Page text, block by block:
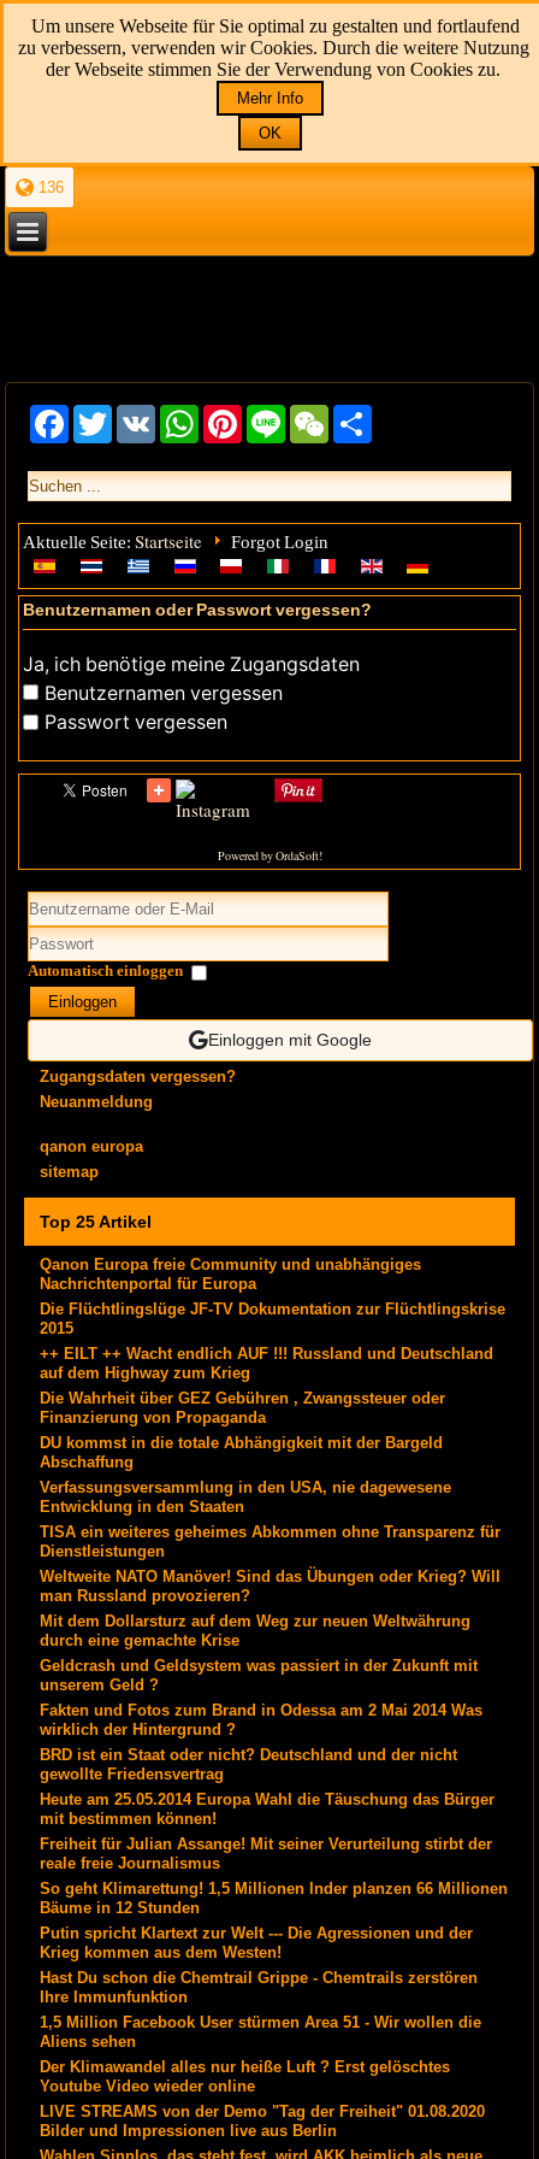
Um unsere Webseite für Sie optimal zu gestalten und fortlaufend
zu verbessern, verwenden wir Cookies. Durch die weitere Nutzung
der Webseite stimmen Sie der Verwendung von Cookies zu.
Mehr Info
OK
136
FacebookTwitterVK WhatsAppPinterest
Line WeChat
Aktuelle Seite:Startseite Forgot Login
Benutzernamen oder Passwort vergessen?
Ja, ich benötige meine Zugangsdaten
Benutzernamen vergessen
Passwort vergessen
Powered by OrdaSoft!
Automatisch einloggen
Einloggen
Einloggen mit Google
Zugangsdaten vergessen?
Neuanmeldung
qanon europa
sitemap
Top 25 Artikel
Qanon Europa freie Community und unabhängiges
Nachrichtenportal für Europa
Die Flüchtlingslüge JF-TV Dokumentation zur Flüchtlingskrise
2015
++ EILT ++ Wacht endlich AUF !!! Russland und Deutschland
auf dem Highway zum Krieg
Die Wahrheit über GEZ Gebühren , Zwangssteuer oder
Finanzierung von Propaganda
DU kommst in die totale Abhängigkeit mit der Bargeld
Abschaffung
Verfassungsversammlung in den USA, nie dagewesene
Entwicklung in den Staaten
TISA ein weiteres geheimes Abkommen ohne Transparenz für
Dienstleistungen
Weltweite NATO Manöver! Sind das Übungen oder Krieg? Will
man Russland provozieren?
Mit dem Dollarsturz auf dem Weg zur neuen Weltwährung
durch eine gemachte Krise
Geldcrash und Geldsystem was passiert in der Zukunft mit
unserem Geld ?
Fakten und Fotos zum Brand in Odessa am 2 Mai 2014 Was
wirklich der Hintergrund ?
BRD ist ein Staat oder nicht? Deutschland und der nicht
gewollte Friedensvertrag
Heute am 25.05.2014 Europa Wahl die Täuschung das Bürger
mit bestimmen können!
Freiheit für Julian Assange! Mit seiner Verurteilung stirbt der
reale freie Journalismus
So geht Klimarettung! 1,5 Millionen Inder planzen 66 Millionen
Bäume in 12 Stunden
Putin spricht Klartext zur Welt --- Die Agressionen und der
Krieg kommen aus dem Westen!
Hast Du schon die Chemtrail Grippe - Chemtrails zerstören
Ihre Immunfunktion
1,5 Million Facebook User stürmen Area 51 - Wir wollen die
Aliens sehen
Der Klimawandel alles nur heiße Luft ? Erst gelöschtes
Youtube Video wieder online
LIVE STREAMS von der Demo "Tag der Freiheit" 01.08.2020
Bilder und Impressionen live aus Berlin